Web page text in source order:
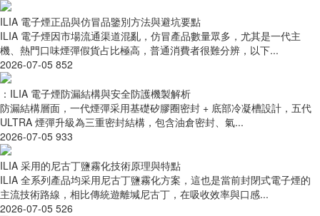
ILIA 電子煙正品與仿冒品鑒別方法與避坑要點
ILIA 電子煙因市場流通渠道混亂，仿冒產品數量眾多，尤其是一代主
機、熱門口味煙彈假貨占比極高，普通消費者很難分辨，以下...
2026-07-05 852
：ILIA 電子煙防漏結構與安全防護機製解析
防漏結構層面，一代煙彈采用基礎矽膠圈密封 + 底部冷凝槽設計，五代
ULTRA 煙彈升級為三重密封結構，包含油倉密封、氣...
2026-07-05 933
ILIA 采用的尼古丁鹽霧化技術原理與特點
ILIA 全系列產品均采用尼古丁鹽霧化方案，這也是當前封閉式電子煙的
主流技術路線，相比傳統遊離堿尼古丁，在吸收效率與口感...
2026-07-05 526